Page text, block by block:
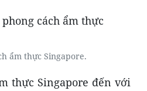
ẩm thực Singapore.
thực Singapore đến với